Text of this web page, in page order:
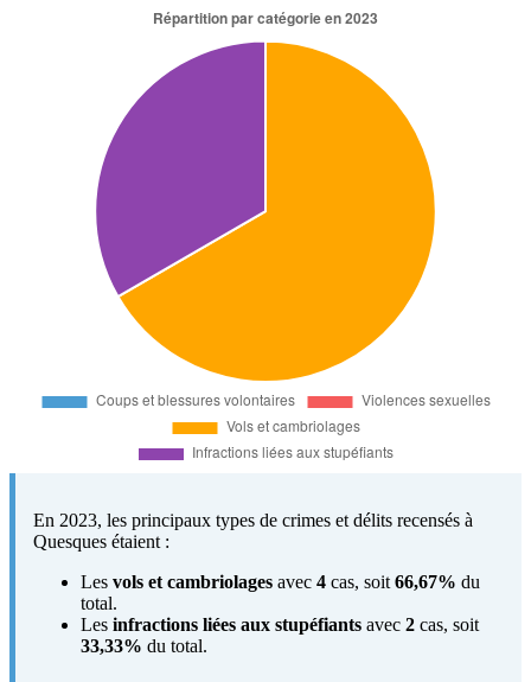
En 2023, les principaux types de crimes et délits recensés à
Quesques étaient :
Les vols et cambriolages avec 4 cas, soit 66,67% du
total.
Les infractions liées aux stupéfiants avec 2 cas, soit
33,33% du total.